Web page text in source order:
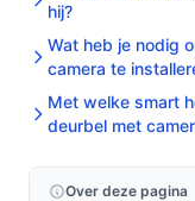
hij?
Wat heb je nodig
camera te
Met welke smart
deurbel met
Over deze pagina